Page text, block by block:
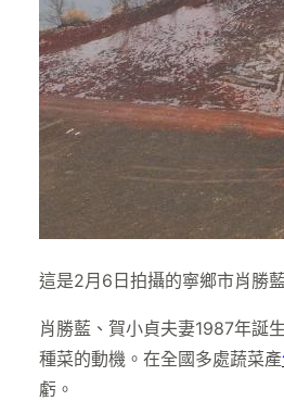
這是2月6日拍攝的寧鄉市肖勝
肖勝藍、賀小貞夫妻1987年誕
種菜的動機。在全國多處蔬菜產
虧。